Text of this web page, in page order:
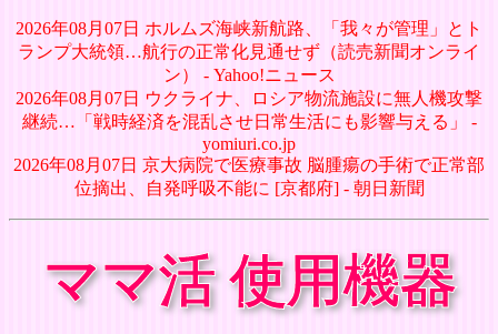
2026年08月07日 ホルムズ海峡新航路、「我々が管理」とト
ランプ大統領…航行の正常化見通せず（読売新聞オンライ
ン） - Yahoo!ニュース
2026年08月07日 ウクライナ、ロシア物流施設に無人機攻撃
継続…「戦時経済を混乱させ日常生活にも影響与える」 -
yomiuri.co.jp
2026年08月07日 京大病院で医療事故 脳腫瘍の手術で正常部
位摘出、自発呼吸不能に [京都府] - 朝日新聞
ママ活 使用機器